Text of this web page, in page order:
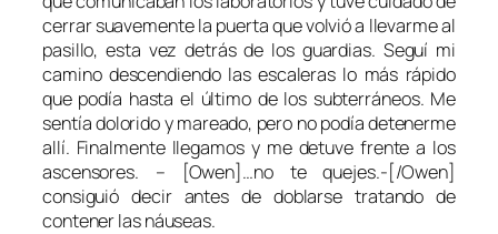
cerrar suavemente la puerta que volvió a llevarme al
pasillo, esta vez detrás de los guardias. Seguí mi
camino descendiendo las escaleras lo más rápido
que podía hasta el último de los subterráneos. Me
sentía dolorido y mareado, pero no podía detenerme
allí. Finalmente llegamos y me detuve frente a los
ascensores. – [Owen]…no te quejes.-[/Owen]
consiguió decir antes de doblarse tratando de
contener las náuseas.